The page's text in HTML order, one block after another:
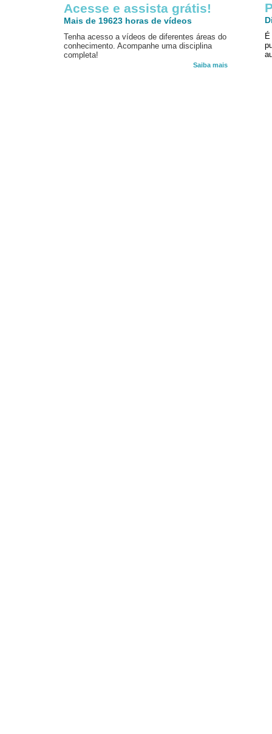
Acesse e assista grátis!
Mais de 19623 horas de vídeos
Tenha acesso a vídeos de diferentes áreas do
conhecimento. Acompanhe uma disciplina
completa!
Saiba mais